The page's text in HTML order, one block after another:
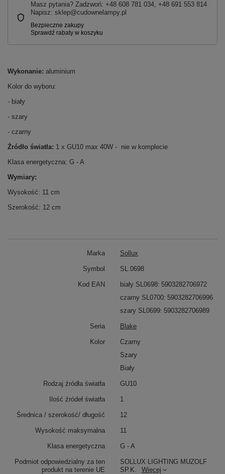
Masz pytania? Zadzwoń: +48 608 781 034, +48 691 553 814
Napisz: sklep@cudownelampy.pl
Wykonanie: aluminium
Kolor do wyboru:
- biały
- szary
- czarny
Źródło światła: 1 x GU10 max 40W - nie w komplecie
Klasa energetyczna: G - A
Wymiary:
Wysokość: 11 cm
Szerokość: 12 cm
Marka Sollux
Podmiot odpowiedzialny za ten
produkt na terenie UE
SOLLUX LIGHTING MUZOLF
SP.K.
Więcej
Symbol SL.0698
Kod EAN biały SL0698 5903282706972
czarny SL0700 5903282706996
szary SL0699 5903282706989
Seria Blake
Kolor
Czarny
Szary
Biały
Rodzaj źródła światła GU10
Ilość źródeł światła 1
Średnica / szerokość/ długość 12
Wysokość maksymalna 11
Klasa energetyczna G - A